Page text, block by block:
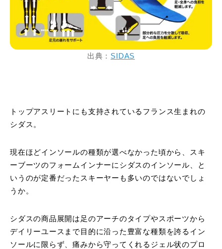
出典： SIDAS
トップアスリートにも支持されているフランス生まれの
シダス。
現在ほどインソールの種類が選べなかった頃から、スキ
ーブーツのフォームインナーにシダスのインソール、と
いうのが定番だったスキーヤーも多いのではないでしょ
うか。
シダスの商品展開は足のアーチのタイプやスポーツから
デイリーユースまで目的に沿った豊富な種類を誇るイン
ソールに限らず、痛みから守ってくれるジェル状のプロ